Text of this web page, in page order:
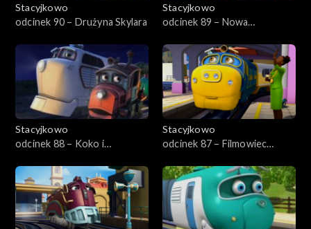
Stacyjkowo
odcinek 90 – Drużyna Skylara
Stacyjkowo
odcinek 89 – Nowa
Stacyjkowo
odcinek 88 – Koko i
Stacyjkowo
odcinek 87 – Filmowiec